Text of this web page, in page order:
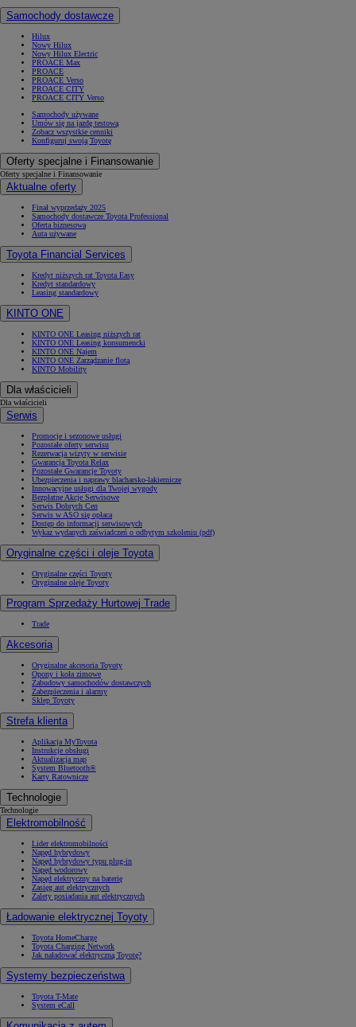
Samochody dostawcze
Hilux
Nowy Hilux
Nowy Hilux Electric
PROACE Max
PROACE
PROACE Verso
PROACE CITY
PROACE CITY Verso
Samochody używane
Umów się na jazdę testową
Zobacz wszystkie cenniki
Konfiguruj swoją Toyotę
Oferty specjalne i Finansowanie
Oferty specjalne i Finansowanie
Aktualne oferty
Finał wyprzedaży 2025
Samochody dostawcze Toyota Professional
Oferta biznesowa
Auta używane
Toyota Financial Services
Kredyt niższych rat Toyota Easy
Kredyt standardowy
Leasing standardowy
KINTO ONE
KINTO ONE Leasing niższych rat
KINTO ONE Leasing konsumencki
KINTO ONE Najem
KINTO ONE Zarządzanie flotą
KINTO Mobility
Dla właścicieli
Dla właścicieli
Serwis
Promocje i sezonowe usługi
Pozostałe oferty serwisu
Rezerwacja wizyty w serwisie
Gwarancja Toyota Relax
Pozostałe Gwarancje Toyoty
Ubezpieczenia i naprawy blacharsko-lakiernicze
Innowacyjne usługi dla Twojej wygody
Bezpłatne Akcje Serwisowe
Serwis Dobrych Cen
Serwis w ASO się opłaca
Dostęp do informacji serwisowych
Wykaz wydanych zaświadczeń o odbytym szkoleniu (pdf)
Oryginalne części i oleje Toyota
Oryginalne części Toyoty
Oryginalne oleje Toyoty
Program Sprzedaży Hurtowej Trade
Trade
Akcesoria
Oryginalne akcesoria Toyoty
Opony i koła zimowe
Zabudowy samochodów dostawczych
Zabezpieczenia i alarmy
Sklep Toyoty
Strefa klienta
Aplikacja MyToyota
Instrukcje obsługi
Aktualizacja map
System Bluetooth®
Karty Ratownicze
Technologie
Technologie
Elektromobilność
Lider elektromobilności
Napęd hybrydowy
Napęd hybrydowy typu plug-in
Napęd wodorowy
Napęd elektryczny na baterię
Zasięg aut elektrycznych
Zalety posiadania aut elektrycznych
Ładowanie elektrycznej Toyoty
Toyota HomeCharge
Toyota Charging Network
Jak naładować elektryczną Toyotę?
Systemy bezpieczeństwa
Toyota T-Mate
System eCall